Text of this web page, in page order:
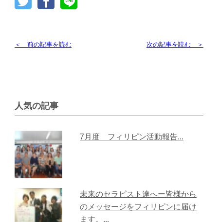
＜ 前の記事を読む 次の記事を読む ＞
人気の記事
7月度 フィリピン活動報告...
未来のセラピスト達へー皆様から
のメッセージをフィリピンに届け
ます。...